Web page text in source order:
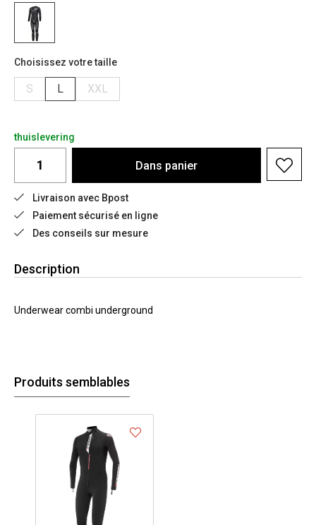
Choisissez votre taille
S L XXL
thuislevering
Dans panier
Livraison avec Bpost
Paiement sécurisé en ligne
Des conseils sur mesure
Description
Underwear combi underground
Produits semblables